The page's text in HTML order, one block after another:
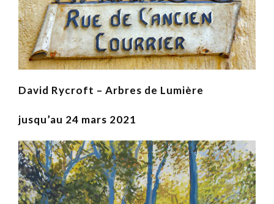
David Rycroft – Arbres de Lumière
jusqu’au 24 mars 2021